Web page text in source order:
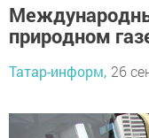
природном
Татар-информ, 26